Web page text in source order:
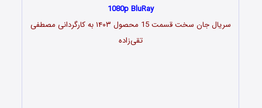
1080p BluRay
سریال جان سخت قسمت 15 محصول ۱۴۰۳ به کارگردانی مصطفی
تقی‌زاده